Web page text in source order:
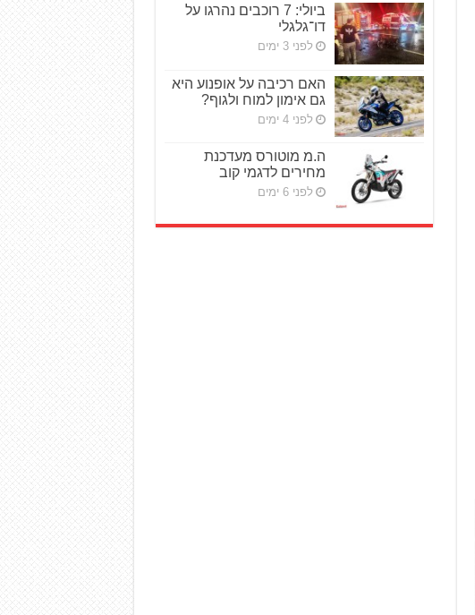
ביולי: 7 רוכבים נהרגו על
דו־גלגלי
לפני 3 ימים
האם רכיבה על אופנוע היא
גם אימון למוח ולגוף?
לפני 4 ימים
ה.מ מוטורס מעדכנת
מחירים לדגמי קוב
לפני 6 ימים